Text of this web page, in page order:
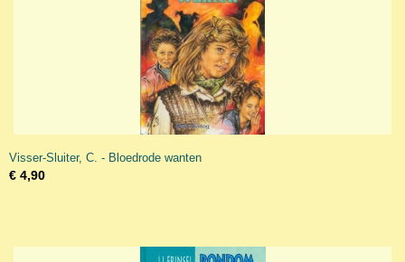
Visser-Sluiter, C. - Bloedrode wanten
€ 4,90